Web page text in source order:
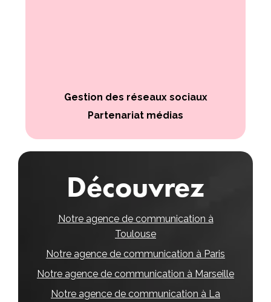
Gestion des réseaux sociaux
Partenariat médias
Découvrez
Notre agence de communication à
Toulouse
Notre agence de communication à Paris
Notre agence de communication à Marseille
Notre agence de communication à La